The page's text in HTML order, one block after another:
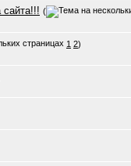
(
1 2)